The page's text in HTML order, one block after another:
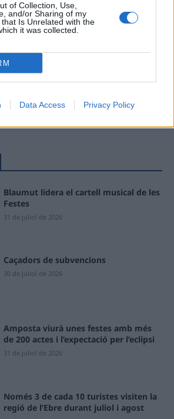
of Collection, Use,
and/or Sharing of my
Is Unrelated with the
it was collected.
Data Access Privacy Policy
el correu electrònic i el lloc web en
a la propera vegada que comenti.
Blaumut lidera el cartell musical de les
Festes
31 de juliol de 2026
Caçadors de subvencions
30 de juliol de 2026
Amposta viurà unes festes amb més
de 200 actes i l’expectació per l’eclipsi
31 de juliol de 2026
Només 3 de cada 10 turistes visiten la
regió de l’Ebre durant juliol i agost